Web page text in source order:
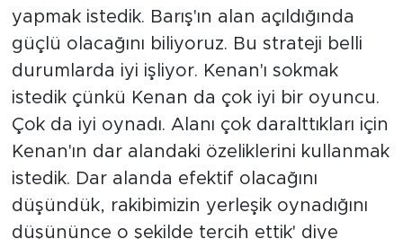
yapmak istedik. Barış'ın alan açıldığında
güçlü olacağını biliyoruz. Bu strateji belli
durumlarda iyi işliyor. Kenan'ı sokmak
istedik çünkü Kenan da çok iyi bir oyuncu.
Çok da iyi oynadı. Alanı çok daralttıkları için
Kenan'ın dar alandaki özeliklerini kullanmak
istedik. Dar alanda efektif olacağını
düşündük, rakibimizin yerleşik oynadığını
düşününce o şekilde tercih ettik' diye